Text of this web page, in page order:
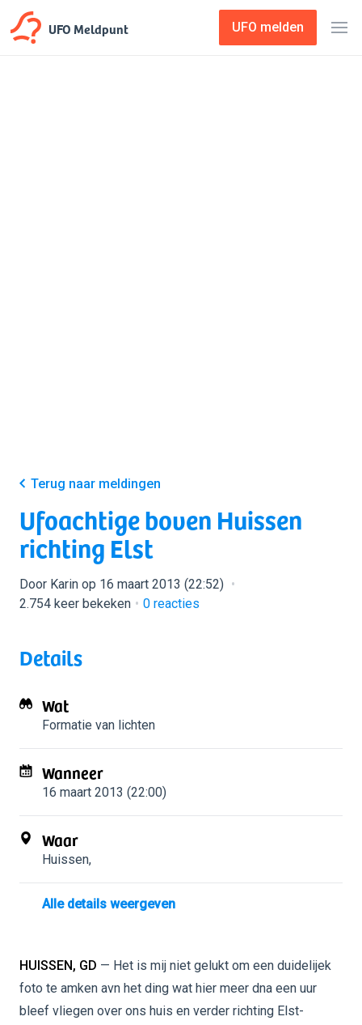
UFO Meldpunt UFO melden
Terug naar meldingen
Ufoachtige boven Huissen
richting Elst
Door Karin op 16 maart 2013 (22:52)
2.754 keer bekeken
0 reacties
Details
Wat
Formatie van lichten
Wanneer
16 maart 2013 (22:00)
Waar
Huissen,
Alle details weergeven
HUISSEN, GD — Het is mij niet gelukt om een duidelijek
foto te amken avn het ding wat hier meer dna een uur
bleef vliegen over ons huis en verder richting Elst-